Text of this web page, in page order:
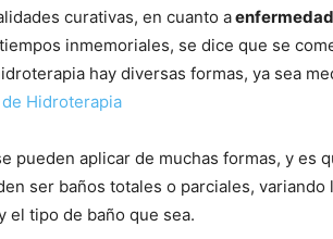
curativas, en cuanto a
inmemoriales, se dice que se
hay diversas formas, ya sea
pueden aplicar de muchas formas, y es
ser baños totales o parciales,
el tipo de baño que sea.